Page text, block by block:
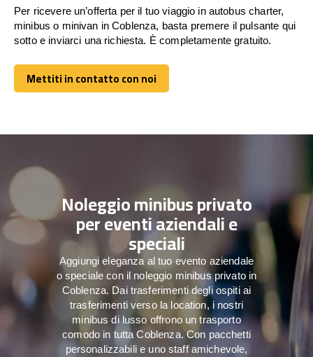
Per ricevere un’offerta per il tuo viaggio in autobus charter,
minibus o minivan in Coblenza, basta premere il pulsante qui
sotto e inviarci una richiesta. È completamente gratuito.
Mettiti in contatto con noi
Mettiti in contatto con noi
Noleggio minibus privato
per eventi aziendali e
speciali
Aggiungi eleganza al tuo evento aziendale
o speciale con il noleggio minibus privato in
Coblenza. Dai trasferimenti degli ospiti ai
trasferimenti verso la location, i nostri
minibus di lusso offrono un trasporto
comodo in tutta Coblenza. Con pacchetti
personalizzabili e uno staff amichevole,